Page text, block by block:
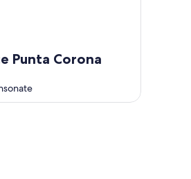
Punta Corona